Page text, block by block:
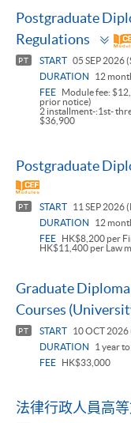
Postgraduate
Regulations
PT START 05 SEP 2026
DURATION
12
FEE
Module fee:
prior notice)
2 installment-:1st-
$36,900
Postgraduate
PT START
11 SEP 2026
DURATION
12
FEE
HK$8,200 per
HK$11,400 per Law
Graduate
Courses
PT START
10 OCT 2026
DURATION
1 year
FEE
HK$33,000
法律行政人員高